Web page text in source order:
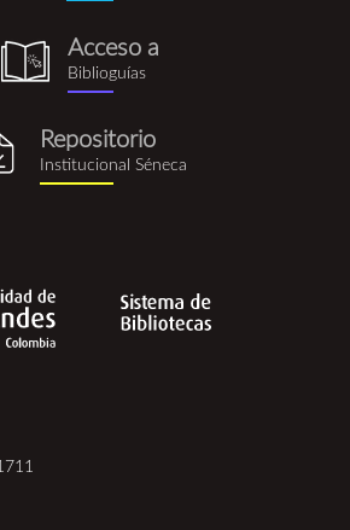
biblioguia.png
Acceso a
Biblioguías
Repositorio
Institucional Séneca